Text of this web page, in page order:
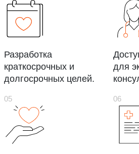
Разработка
краткосрочных и
долгосрочных целей.
для